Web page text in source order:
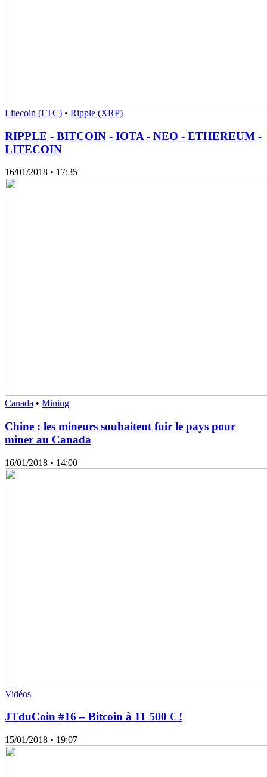
Litecoin (LTC) • Ripple (XRP)
RIPPLE - BITCOIN - IOTA - NEO - ETHEREUM -
LITECOIN
16/01/2018 • 17:35
Canada • Mining
Chine : les mineurs souhaitent fuir le pays pour
miner au Canada
16/01/2018 • 14:00
Vidéos
JTduCoin #16 – Bitcoin à 11 500 € !
15/01/2018 • 19:07